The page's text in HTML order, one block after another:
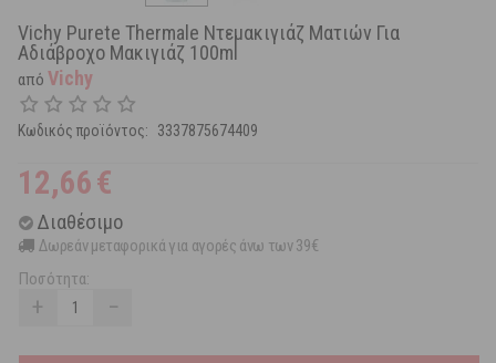
Vichy Purete Thermale Ντεμακιγιάζ Ματιών Για
Αδιάβροχο Μακιγιάζ 100ml
από Vichy
Κωδικός προϊόντος: 3337875674409
12,66€
Διαθέσιμο
Δωρεάν μεταφορικά για αγορές άνω των 39€
Ποσότητα:
+ −